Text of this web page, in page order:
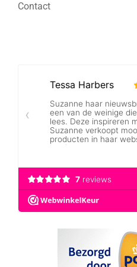
Contact